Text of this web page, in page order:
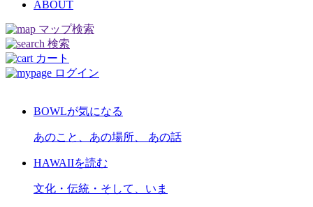
ABOUT
マップ検索
検索
カート
ログイン
BOWLが気になる
あのこと、あの場所、 あの話
HAWAIIを読む
文化・伝統・そして、いま